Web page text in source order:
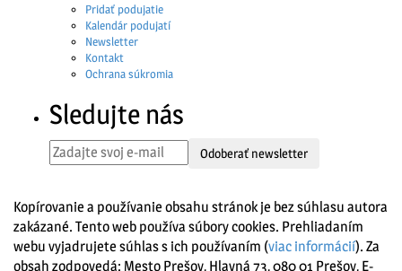
Pridať podujatie
Kalendár podujatí
Newsletter
Kontakt
Ochrana súkromia
Sledujte nás
Odoberať newsletter
Kopírovanie a používanie obsahu stránok je bez súhlasu autora
zakázané. Tento web používa súbory cookies. Prehliadaním
webu vyjadrujete súhlas s ich používaním (viac informácií). Za
obsah zodpovedá: Mesto Prešov, Hlavná 73, 080 01 Prešov, E-